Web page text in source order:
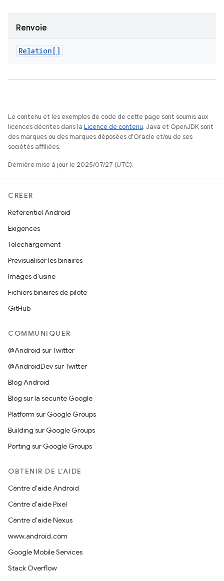
Renvoie
Relation[]
Le contenu et les exemples de code de cette page sont soumis aux
licences décrites dans la Licence de contenu. Java et OpenJDK sont
des marques ou des marques déposées d'Oracle et/ou de ses
sociétés affiliées.
Dernière mise à jour le 2025/07/27 (UTC).
CRÉER
Référentiel Android
Exigences
Téléchargement
Prévisualiser les binaires
Images d'usine
Fichiers binaires de pilote
GitHub
COMMUNIQUER
@Android sur Twitter
@AndroidDev sur Twitter
Blog Android
Blog sur la sécurité Google
Platform sur Google Groups
Building sur Google Groups
Porting sur Google Groups
OBTENIR DE L'AIDE
Centre d'aide Android
Centre d'aide Pixel
Centre d'aide Nexus
www.android.com
Google Mobile Services
Stack Overflow